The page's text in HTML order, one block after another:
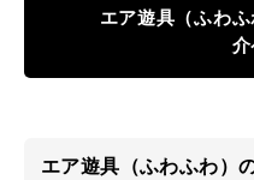
エア遊具（ふわ
エア遊具（ふわふわ）